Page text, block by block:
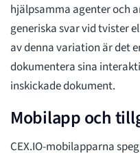
hjälpsamma agenter och
generiska svar vid tvister
av denna variation är det
dokumentera sina
inskickade dokument.
Mobilapp och
CEX.IO-mobilapparna